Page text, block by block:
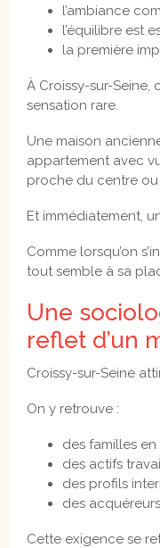
l’ambiance
l’équilibre est
la première
À Croissy-sur-
sensation rare.
Une maison
appartement avec
proche du centre
Et immédiatement,
Comme lorsqu’on
tout semble à sa
Une
reflet d’un
Croissy-sur-Seine
On y retrouve :
des familles
des actifs
des profils
des
Cette exigence se